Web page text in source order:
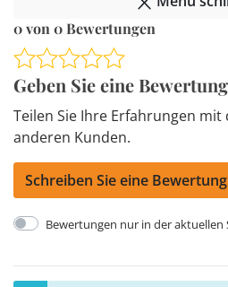
0 von 0 Bewertungen
Geben Sie eine
Teilen Sie Ihre Erfahrungen
anderen Kunden.
Schreiben Sie eine Bewertung
Bewertungen nur in der aktuellen